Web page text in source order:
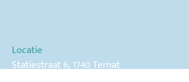
Locatie
Statiestraat 6,1740 Ternat